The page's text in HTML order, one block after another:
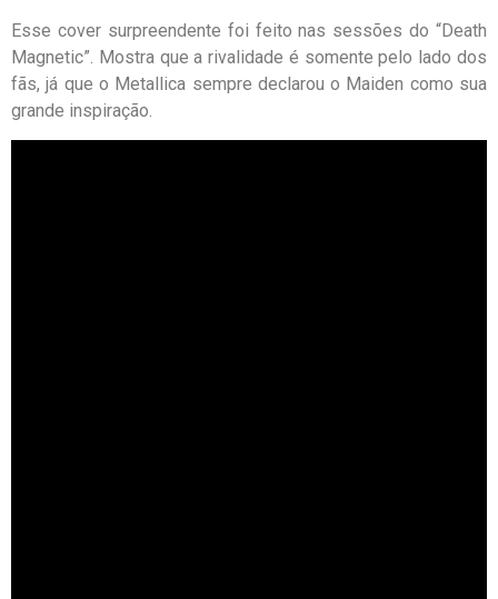
Esse cover surpreendente foi feito nas sessões do “Death
Magnetic”. Mostra que a rivalidade é somente pelo lado dos
fãs, já que o Metallica sempre declarou o Maiden como sua
grande inspiração.